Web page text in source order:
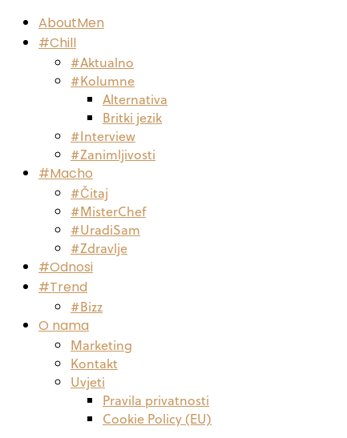
AboutMen
#Chill
#Aktualno
#Kolumne
Alternativa
Britki jezik
#Interview
#Zanimljivosti
#Macho
#Čitaj
#MisterChef
#UradiSam
#Zdravlje
#Odnosi
#Trend
#Bizz
O nama
Marketing
Kontakt
Uvjeti
Pravila privatnosti
Cookie Policy (EU)